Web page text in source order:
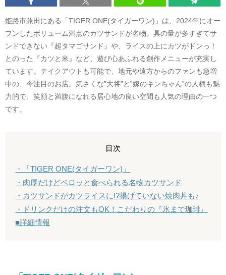
姫路市兼田にある「TIGER ONE(タイガーワン)」は、2024年にオー
プンしたボリューム満点のカツサンドが名物。具の量が多すぎてサ
ンドできない『超タマゴサンド』や、ライスの上にカツがドンっ！
とのった『カツと米』など、遊び心あふれる創作メニューが充実し
ています。テイクアウトも可能で、地元や遠方からのファンも急増
中の、今注目のお店。気さくな”大将”と”嫁のキンちゃん”の人柄も魅
力的で、笑顔と満腹になれる居心地の良い空間も人気の理由の一つ
です。
目次
・「TIGER ONE(タイガーワン)」
・肉厚だけどペロッと食べられる名物カツサンド
・カツサンドがカツライスに!?揚げていない焼肉丼も♪
・ドリンクだけの注文もOK！こだわりの『氷まで珈琲』
■詳細情報